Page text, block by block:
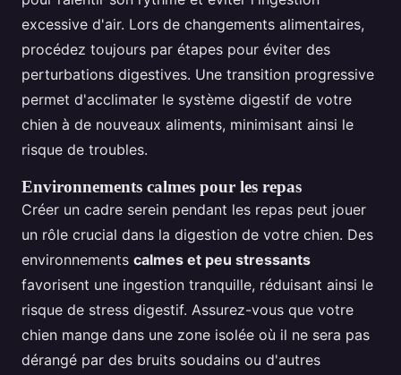
excessive d'air. Lors de changements alimentaires,
procédez toujours par étapes pour éviter des
perturbations digestives. Une transition progressive
permet d'acclimater le système digestif de votre
chien à de nouveaux aliments, minimisant ainsi le
risque de troubles.
Environnements calmes pour les repas
Créer un cadre serein pendant les repas peut jouer
un rôle crucial dans la digestion de votre chien. Des
environnements calmes et peu stressants
favorisent une ingestion tranquille, réduisant ainsi le
risque de stress digestif. Assurez-vous que votre
chien mange dans une zone isolée où il ne sera pas
dérangé par des bruits soudains ou d'autres